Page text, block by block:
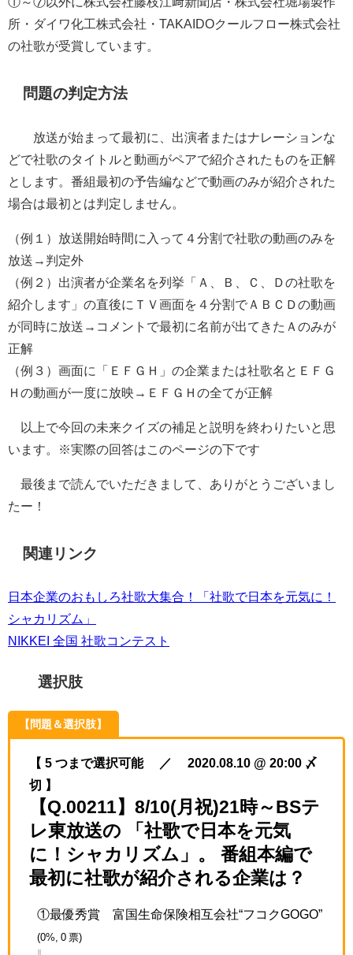
所・ダイワ化工株式会社・TAKAIDOクールフロー株式会社
の社歌が受賞しています。
問題の判定方法
放送が始まって最初に、出演者またはナレーションな
どで社歌のタイトルと動画がペアで紹介されたものを正解
とします。番組最初の予告編などで動画のみが紹介された
場合は最初とは判定しません。
（例１）放送開始時間に入って４分割で社歌の動画のみを
放送→判定外
（例２）出演者が企業名を列挙「Ａ、Ｂ、Ｃ、Ｄの社歌を
紹介します」の直後にＴＶ画面を４分割でＡＢＣＤの動画
が同時に放送→コメントで最初に名前が出てきたＡのみが
正解
（例３）画面に「ＥＦＧＨ」の企業または社歌名とＥＦＧ
Ｈの動画が一度に放映→ＥＦＧＨの全てが正解
以上で今回の未来クイズの補足と説明を終わりたいと思
います。※実際の回答はこのページの下です
最後まで読んでいただきまして、ありがとうございまし
たー！
関連リンク
日本企業のおもしろ社歌大集合！「社歌で日本を元気に！
シャカリズム」
NIKKEI 全国 社歌コンテスト
選択肢
【問題＆選択肢】
【 5 つまで選択可能 ／ 2020.08.10 @ 20:00 〆
切 】
【Q.00211】8/10(月祝)21時～BSテ
レ東放送の 「社歌で日本を元気
に！シャカリズム」。 番組本編で
最初に社歌が紹介される企業は？
①最優秀賞 富国生命保険相互会社“フコクGOGO”
(0%, 0 票)